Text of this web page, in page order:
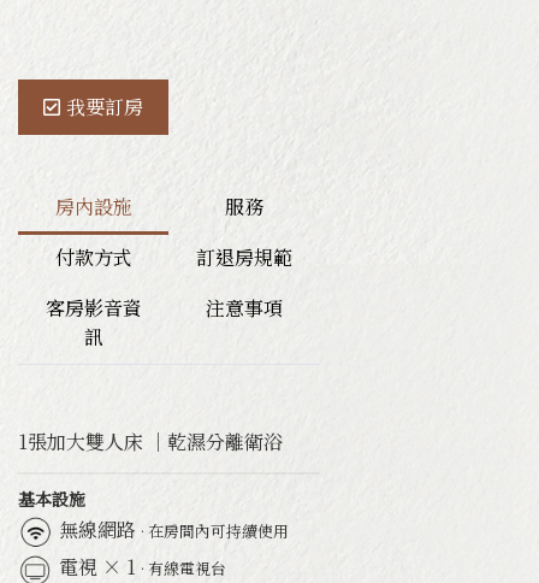
About Hotel
園區介紹
交通&聯絡資訊
園區導覽地圖
我要訂房
房內設施
服務
付款方式
訂退房規範
客房影音資
訊
注意事項
1張加大雙人床 ｜乾濕分離衛浴
基本設施
無線網路 · 在房間內可持續使用
電視 × 1 · 有線電視台